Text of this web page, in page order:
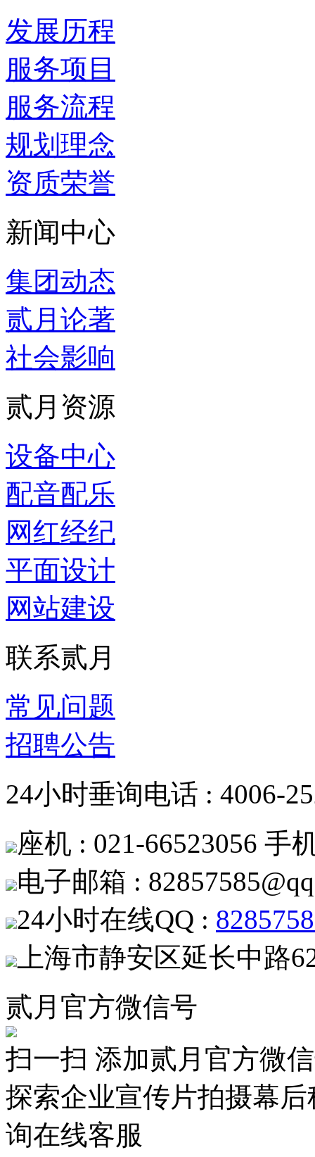
发展历程
服务项目
服务流程
规划理念
资质荣誉
新闻中心
集团动态
贰月论著
社会影响
贰月资源
设备中心
配音配乐
网红经纪
平面设计
网站建设
联系贰月
常见问题
招聘公告
24小时垂询电话 : 4006-
座机 : 021-66523056 手
电子邮箱 :
24小时在线QQ :
上海市静安区延长中路
贰月官方微信号
扫一扫 添加贰月官方微
探索企业宣传片拍摄幕后
询在线客服